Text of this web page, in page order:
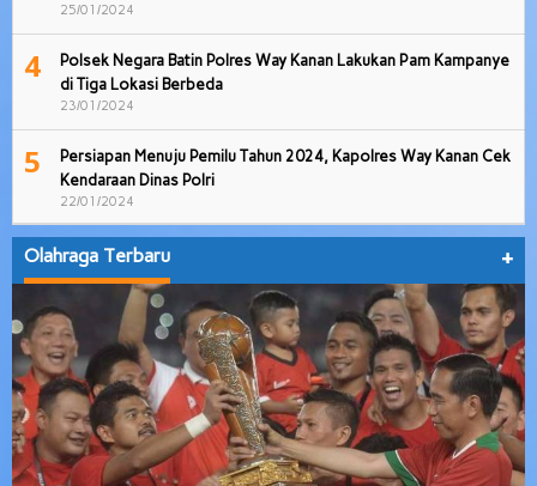
25/01/2024
4
Polsek Negara Batin Polres Way Kanan Lakukan Pam Kampanye
di Tiga Lokasi Berbeda
23/01/2024
5
Persiapan Menuju Pemilu Tahun 2024, Kapolres Way Kanan Cek
Kendaraan Dinas Polri
22/01/2024
Olahraga Terbaru +